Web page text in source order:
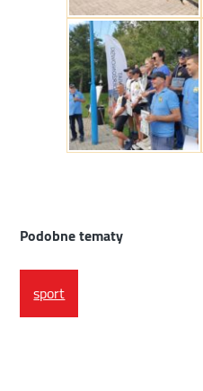
Podobne tematy
sport